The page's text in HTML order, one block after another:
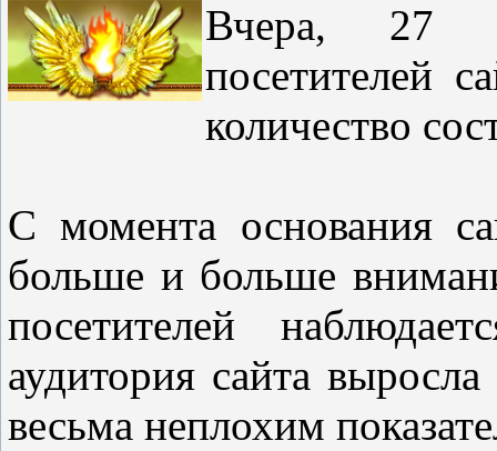
Вчера, 27
посетителей
количество
С момента основания
больше и больше
посетителей
аудитория сайта
весьма неплохим